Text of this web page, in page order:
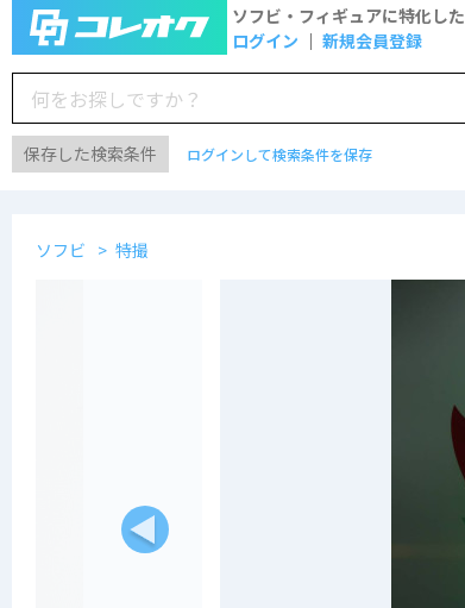
ソフビ・フィギュアに特化した
ログイン
新規会員登録
保存した検索条件 ログインして検索条件を保存
ソフビ 特撮